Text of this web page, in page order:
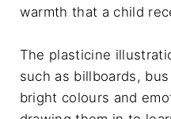
warmth that a child
The plasticine
such as billboards,
bright colours and